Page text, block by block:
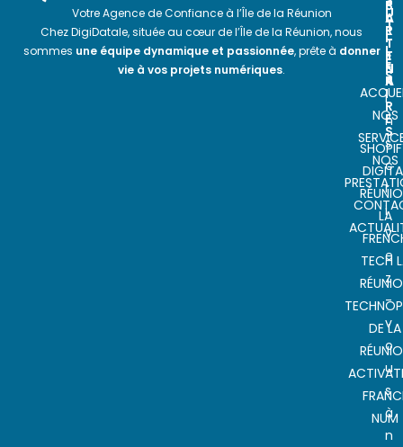
Votre Agence de Confiance à l’Île de la Réunion
Chez DigiDatale, située au cœur de l’Île de la Réunion, nous
sommes une équipe dynamique et passionnée, prête à donner
vie à vos projets numériques.
U
T
I
L
E
S
NOS
NOS
P
A
R
T
E
N
A
I
R
E
S
LA
TECH
DE LA
NUM
S
L
E
T
T
E
R
I
n
s
c
r
i
v
e
z
-
v
o
u
s
à
n